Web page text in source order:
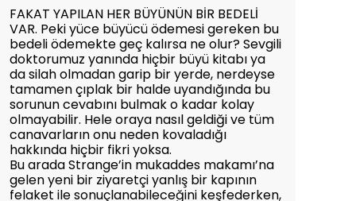
FAKAT YAPILAN HER BÜYÜNÜN BİR BEDELİ
VAR. Peki yüce büyücü ödemesi gereken bu
bedeli ödemekte geç kalırsa ne olur? Sevgili
doktorumuz yanında hiçbir büyü kitabı ya
da silah olmadan garip bir yerde, nerdeyse
tamamen çıplak bir halde uyandığında bu
sorunun cevabını bulmak o kadar kolay
olmayabilir. Hele oraya nasıl geldiği ve tüm
canavarların onu neden kovaladığı
hakkında hiçbir fikri yoksa.
Bu arada Strange’in mukaddes makamı’na
gelen yeni bir ziyaretçi yanlış bir kapının
felaket ile sonuçlanabileceğini keşfederken,